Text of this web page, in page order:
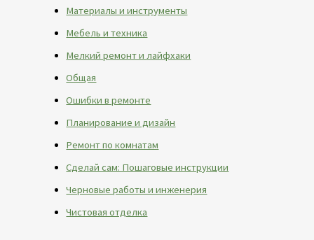
Материалы и инструменты
Мебель и техника
Мелкий ремонт и лайфхаки
Общая
Ошибки в ремонте
Планирование и дизайн
Ремонт по комнатам
Сделай сам: Пошаговые инструкции
Черновые работы и инженерия
Чистовая отделка